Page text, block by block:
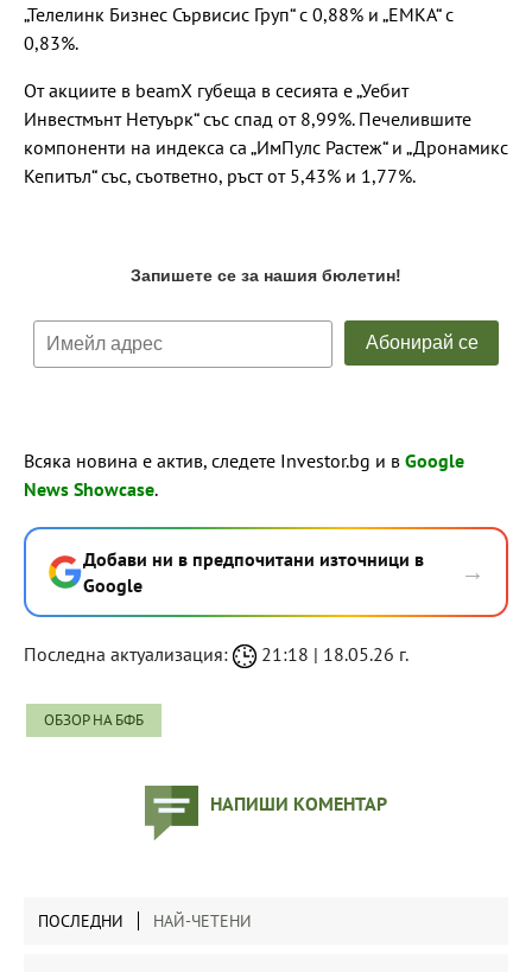
„Телелинк Бизнес Сървисис Груп“ с 0,88% и „ЕМКА“ с
0,83%.
От акциите в beamX губеща в сесията е „Уебит
Инвестмънт Нетуърк“ със спад от 8,99%. Печелившите
компоненти на индекса са „ИмПулс Растеж“ и „Дронамикс
Кепитъл“ със, съответно, ръст от 5,43% и 1,77%.
Всяка новина е актив, следете Investor.bg и в Google
News Showcase.
Добави ни в предпочитани източници в
Google
→
Последна актуализация: 21:18 | 18.05.26 г.
ОБЗОР НА БФБ
НАПИШИ КОМЕНТАР
ПОСЛЕДНИ НАЙ-ЧЕТЕНИ